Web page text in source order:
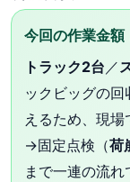
今回の作業金
トラック2台 ／
ックビッグの
えるため、現場
→固定点検（荷
まで一連の流れ